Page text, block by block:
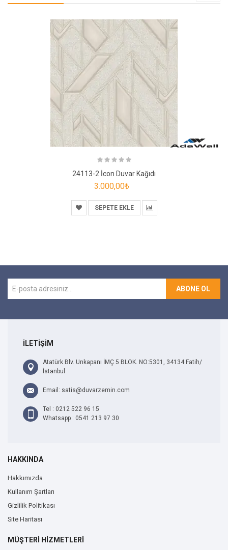
24113-2 İcon Duvar Kağıdı
3.000,00₺
SEPETE EKLE
ABONE OL
İLETİŞİM
Atatürk Blv. Unkapanı İMÇ 5 BLOK. NO:5301, 34134 Fatih/
İstanbul
Email: satis@duvarzemin.com
Tel : 0212 522 96 15
Whatsapp : 0541 213 97 30
HAKKINDA
Hakkımızda
Kullanım Şartları
Gizlilik Politikası
Site Haritası
MÜŞTERİ HİZMETLERİ